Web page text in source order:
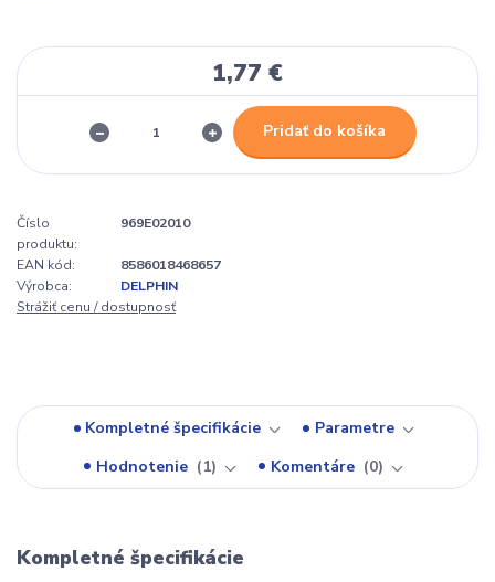
1,77 €
Pridať do košíka
Číslo
produktu:
969E02010
EAN kód:
8586018468657
Výrobca:
DELPHIN
Strážiť cenu / dostupnosť
Kompletné špecifikácie
Parametre
Hodnotenie
1 Komentáre 0
Kompletné špecifikácie